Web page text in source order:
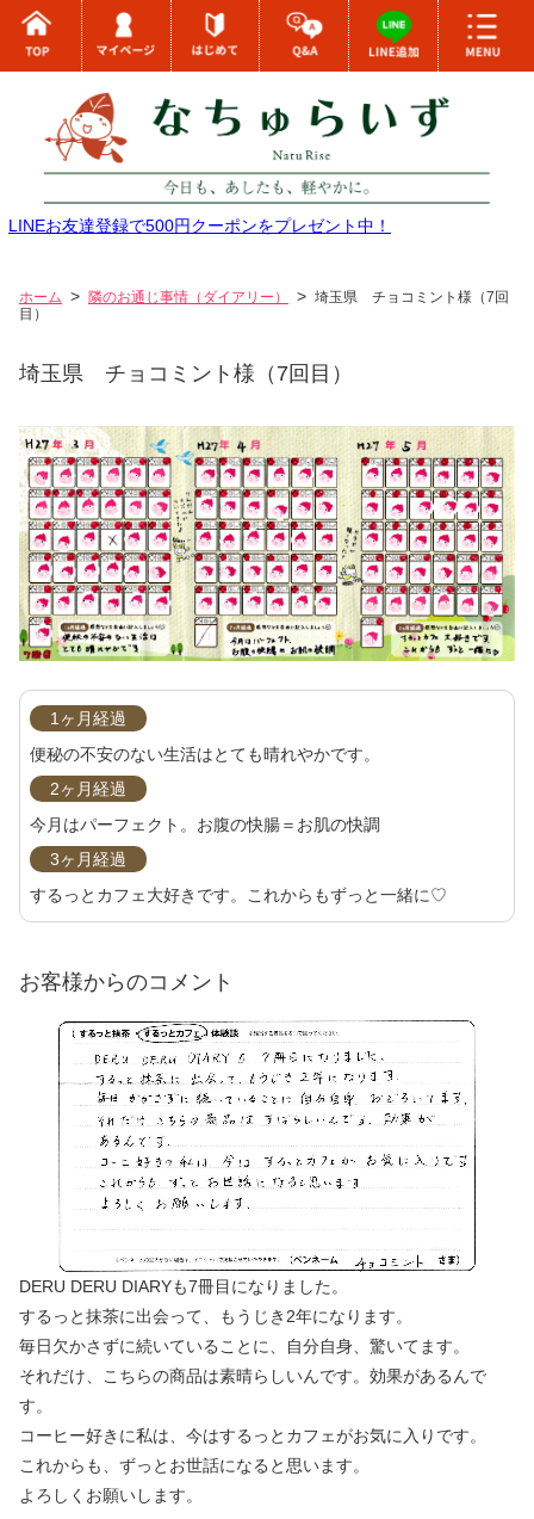
LINEお友達登録で500円クーポンをプレゼント中！
ホーム 隣のお通じ事情（ダイアリー）
埼玉県 チョコミント様（7回
目）
埼玉県 チョコミント様（7回目）
1ヶ月経過
便秘の不安のない生活はとても晴れやかです。
2ヶ月経過
今月はパーフェクト。お腹の快腸＝お肌の快調
3ヶ月経過
するっとカフェ大好きです。これからもずっと一緒に♡
お客様からのコメント
DERU DERU DIARYも7冊目になりました。
するっと抹茶に出会って、もうじき2年になります。
毎日欠かさずに続いていることに、自分自身、驚いてます。
それだけ、こちらの商品は素晴らしいんです。効果があるんで
す。
コーヒー好きに私は、今はするっとカフェがお気に入りです。
これからも、ずっとお世話になると思います。
よろしくお願いします。